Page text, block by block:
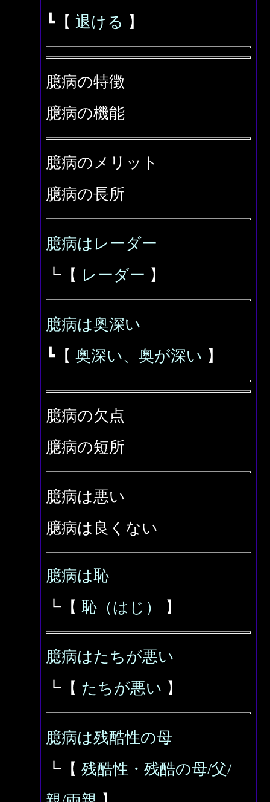
┗【 退ける 】
臆病の特徴
臆病の機能
臆病のメリット
臆病の長所
臆病はレーダー
┗【 レーダー 】
臆病は奥深い
┗【 奥深い、奥が深い 】
臆病の欠点
臆病の短所
臆病は悪い
臆病は良くない
臆病は恥
┗【 恥（はじ） 】
臆病はたちが悪い
┗【 たちが悪い 】
臆病は残酷性の母
┗【 残酷性・残酷の母/父/